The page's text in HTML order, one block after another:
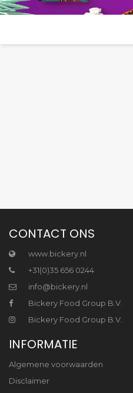
CONTACT ONS
www.bickery.nl
+31(0)35 656 0244
info@bickery.nl
Bickery Food Group B.V.
Bickery Food Group B.V.
INFORMATIE
Algemene voorwaarden
Disclaimer